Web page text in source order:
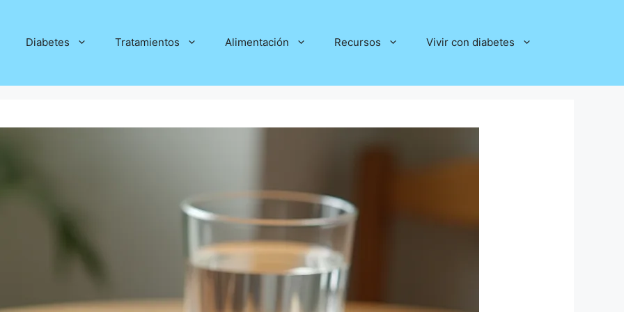
Diabetes Tratamientos Alimentación Recursos Vivir con diabetes